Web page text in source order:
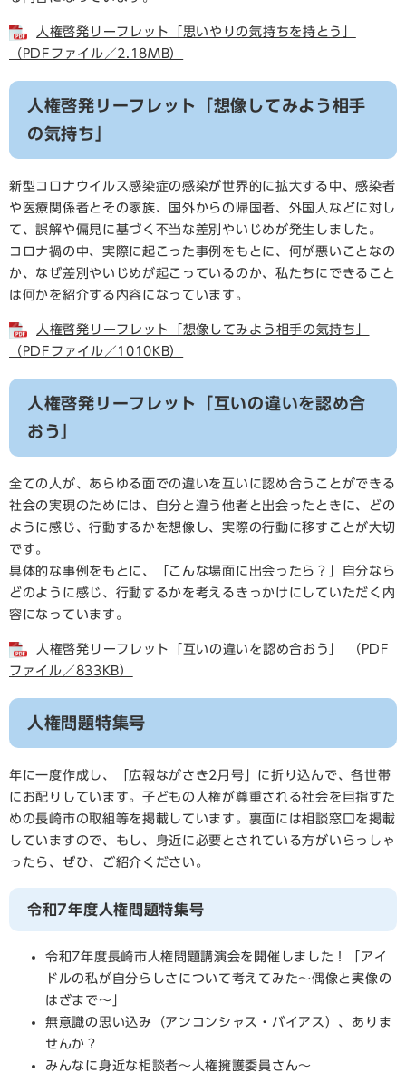
人権啓発リーフレット「思いやりの気持ちを持とう」
（PDFファイル／2.18MB）
人権啓発リーフレット「想像してみよう相手
の気持ち」
新型コロナウイルス感染症の感染が世界的に拡大する中、感染者
や医療関係者とその家族、国外からの帰国者、外国人などに対し
て、誤解や偏見に基づく不当な差別やいじめが発生しました。
コロナ禍の中、実際に起こった事例をもとに、何が悪いことなの
か、なぜ差別やいじめが起こっているのか、私たちにできること
は何かを紹介する内容になっています。
人権啓発リーフレット「想像してみよう相手の気持ち」
（PDFファイル／1010KB）
人権啓発リーフレット「互いの違いを認め合
おう」
全ての人が、あらゆる面での違いを互いに認め合うことができる
社会の実現のためには、自分と違う他者と出会ったときに、どの
ように感じ、行動するかを想像し、実際の行動に移すことが大切
です。
具体的な事例をもとに、「こんな場面に出会ったら？」自分なら
どのように感じ、行動するかを考えるきっかけにしていただく内
容になっています。
人権啓発リーフレット「互いの違いを認め合おう」 （PDF
ファイル／833KB）
人権問題特集号
年に一度作成し、「広報ながさき2月号」に折り込んで、各世帯
にお配りしています。子どもの人権が尊重される社会を目指すた
めの長崎市の取組等を掲載しています。裏面には相談窓口を掲載
していますので、もし、身近に必要とされている方がいらっしゃ
ったら、ぜひ、ご紹介ください。
令和7年度人権問題特集号
令和7年度長崎市人権問題講演会を開催しました！「アイ
ドルの私が自分らしさについて考えてみた～偶像と実像の
はざまで～」
無意識の思い込み（アンコンシャス・バイアス）、ありま
せんか？
みんなに身近な相談者～人権擁護委員さん～